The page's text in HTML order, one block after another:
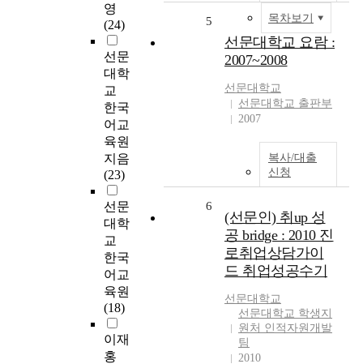
영
(24)
선문
대학
교
한국
어교
육원
지음
(23)
선문
대학
교
한국
어교
육원
(18)
이재
홍
목차보기
5
선문대학교 요람 :
2007~2008
선문대학교
선문대학교 출판부
2007
복사/대출
신청
6
(선문인) 취up 성
공 bridge : 2010 진
로취업상담가이
드 취업성공수기
선문대학교
선문대학교 학생지
원처 인적자원개발
팀
2010